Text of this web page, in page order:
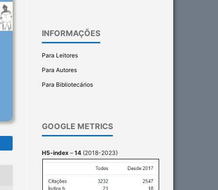
INFORMAÇÕES
Para Leitores
Para Autores
Para Bibliotecários
GOOGLE METRICS
H5-index – 14 (2018-2023)